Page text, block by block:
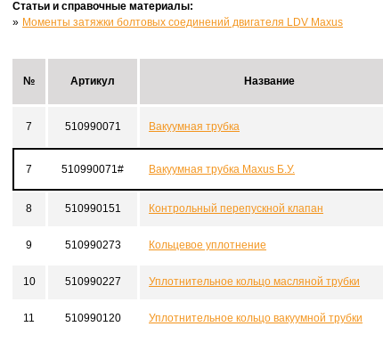
Статьи и справочные материалы:
Моменты затяжки болтовых соединений двигателя LDV Maxus
№ Артикул Название
7 510990071 Вакуумная трубка
7 510990071# Вакуумная трубка Maxus Б.У.
8 510990151 Контрольный перепускной клапан
9 510990273 Кольцевое уплотнение
10 510990227 Уплотнительное кольцо масляной трубки
11 510990120 Уплотнительное кольцо вакуумной трубки